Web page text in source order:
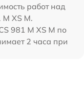
работ над
XS M.
981 M XS M по
2 часа при